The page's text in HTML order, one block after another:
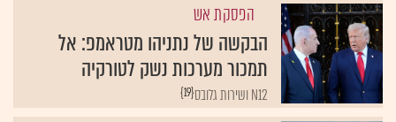
הפסקת אש
הבקשה של נתניהו מטראמפ: אל
תמכור מערכות נשק לטורקיה
{19} N12 ושירות גלובס